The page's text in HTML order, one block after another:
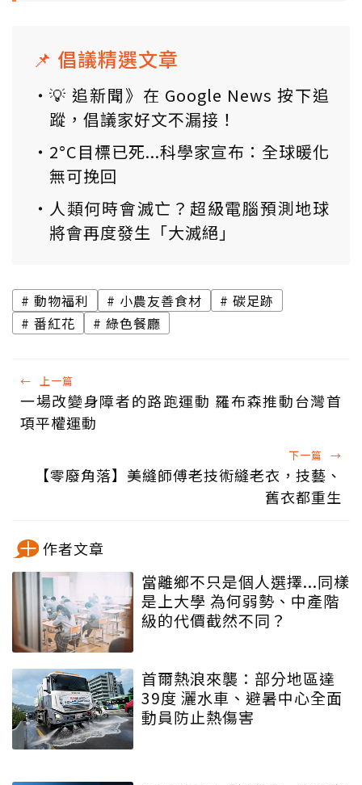
📌 倡議精選文章
💡 追新聞》在 Google News 按下追
蹤，倡議家好文不漏接！
2°C目標已死...科學家宣布：全球暖化
無可挽回
人類何時會滅亡？超級電腦預測地球
將會再度發生「大滅絕」
動物福利 小農友善食材
碳足跡
番紅花
綠色餐廳
← 上一篇
一場改變身障者的路跑運動 羅布森推動台灣首
項平權運動
下一篇 →
【零廢角落】美縫師傅老技術縫老衣，技藝、
舊衣都重生
作者文章
當離鄉不只是個人選擇...同樣
是上大學 為何弱勢、中產階
級的代價截然不同？
首爾熱浪來襲：部分地區達
39度 灑水車、避暑中心全面
動員防止熱傷害